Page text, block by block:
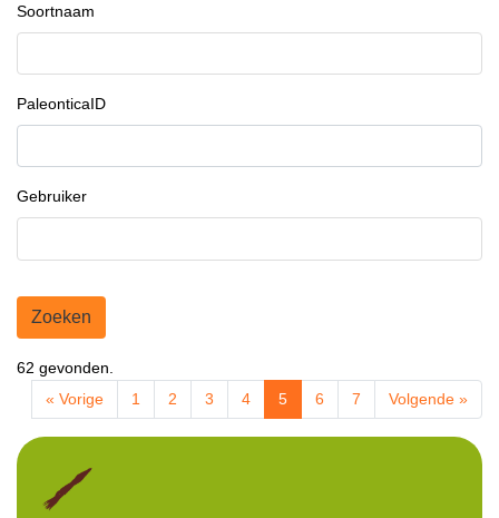
Soortnaam
PaleonticaID
Gebruiker
Zoeken
62 gevonden.
« Vorige
1 2 3 4 5 6 7 Volgende »